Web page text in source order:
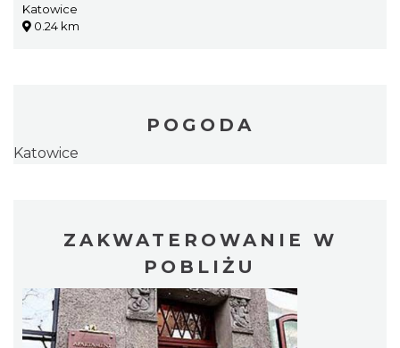
Katowice
0.24 km
POGODA
Katowice
ZAKWATEROWANIE W
POBLIŻU